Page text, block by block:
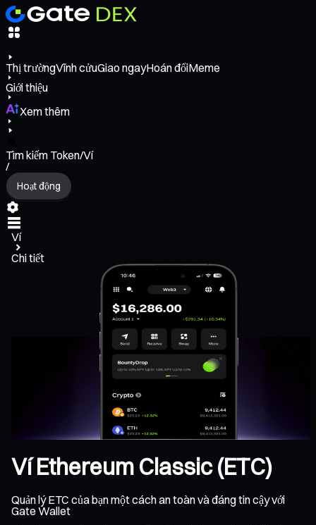
Thị trườngVĩnh cửuGiao ngayHoán đổiMeme
Giới thiệu
Xem thêm
Tìm kiếm Token/Ví
/
Hoạt động
Ví
Chi tiết
Ví Ethereum Classic (ETC)
Quản lý ETC của bạn một cách an toàn và đáng tin cậy với
Gate Wallet